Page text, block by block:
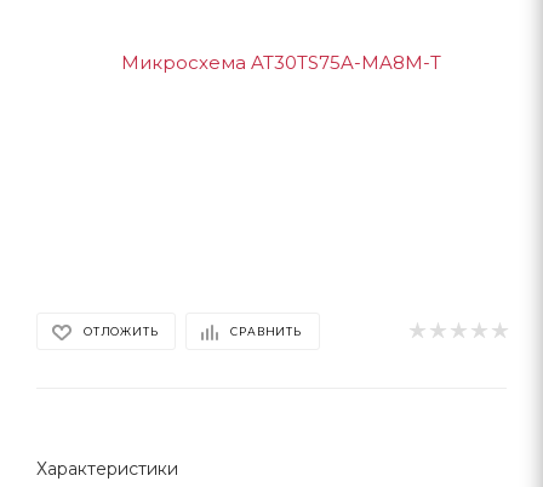
ОТЛОЖИТЬ СРАВНИТЬ
Характеристики